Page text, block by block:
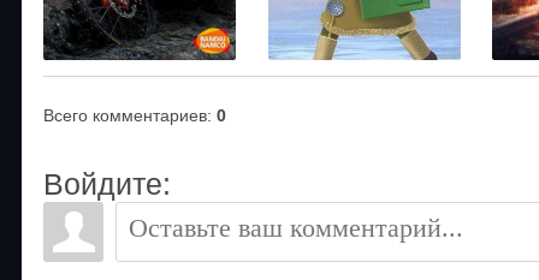
Всего комментариев: 0
Войдите: